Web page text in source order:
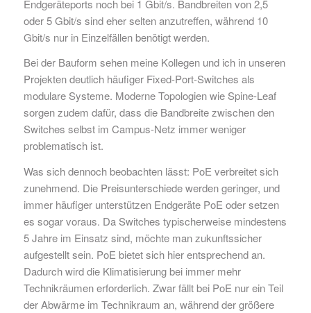
Endgeräteports noch bei 1 Gbit/s. Bandbreiten von 2,5
oder 5 Gbit/s sind eher selten anzutreffen, während 10
Gbit/s nur in Einzelfällen benötigt werden.
Bei der Bauform sehen meine Kollegen und ich in unseren
Projekten deutlich häufiger Fixed-Port-Switches als
modulare Systeme. Moderne Topologien wie Spine-Leaf
sorgen zudem dafür, dass die Bandbreite zwischen den
Switches selbst im Campus-Netz immer weniger
problematisch ist.
Was sich dennoch beobachten lässt: PoE verbreitet sich
zunehmend. Die Preisunterschiede werden geringer, und
immer häufiger unterstützen Endgeräte PoE oder setzen
es sogar voraus. Da Switches typischerweise mindestens
5 Jahre im Einsatz sind, möchte man zukunftssicher
aufgestellt sein. PoE bietet sich hier entsprechend an.
Dadurch wird die Klimatisierung bei immer mehr
Technikräumen erforderlich. Zwar fällt bei PoE nur ein Teil
der Abwärme im Technikraum an, während der größere